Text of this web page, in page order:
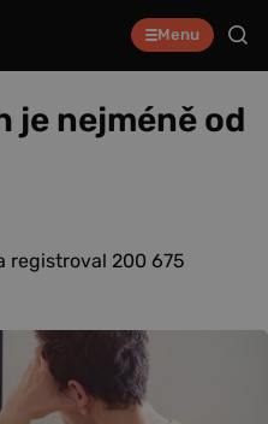
Menu
je nejméně od
registroval 200 675